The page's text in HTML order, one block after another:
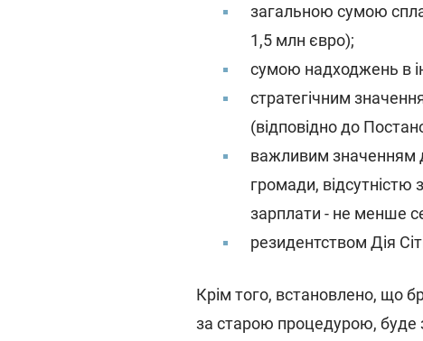
загальною сумою
1,5 млн євро);
сумою надходжень в
стратегічним
(відповідно до
важливим значенням
громади, відсутністю
зарплати - не менше
резидентством Дія
Крім того, встановлено, що
за старою процедурою, буде